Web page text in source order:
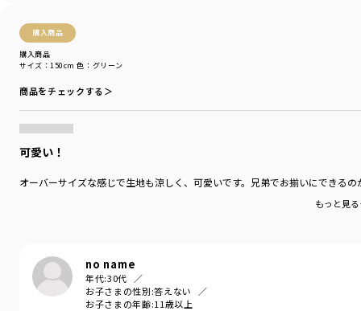
購入商品
購入商品
サイズ：150cm 色：グリーン
商品をチェックする＞
可愛い！
オーバーサイズな感じで生地も涼しく、可愛いです。兄弟でお揃いにできる
もっと見
no name
年代:30代
お子さまの性別:答えない
お子さまの年齢:11歳以上